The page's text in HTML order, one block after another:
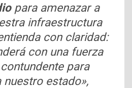
para amenazar a
infraestructura
con claridad:
con una fuerza
para
nuestro estado»,